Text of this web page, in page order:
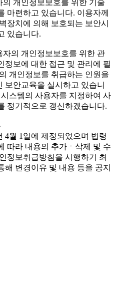
개인정보보호를 위한 기술
마련하고 있습니다. 이용자께
장치에 의해 보호되는 보안시
있습니다.
의 개인정보보호를 위한 관
정보에 대한 접근 및 관리에 필
개인정보를 취급하는 인원을
보안교육을 실시하고 있습니
스템의 사용자를 지정하여 사
정기적으로 갱신하겠습니다.
4월 1일에 제정되었으며 법령
따라 내용의 추가ㆍ삭제 및 수
정보취급방침을 시행하기 최
해 변경이유 및 내용 등을 공지